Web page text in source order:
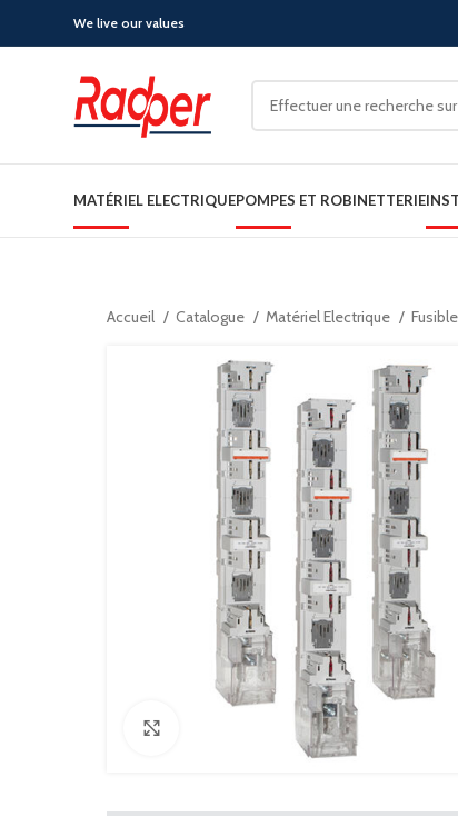
We live our values
MATÉRIEL ELECTRIQUEPOMPES ET ROBINETTERIE
Accueil Catalogue Matériel Electrique